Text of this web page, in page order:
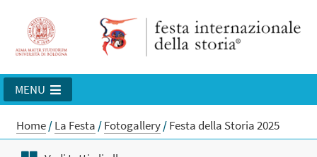
MENU
Home/La Festa /Fotogallery/Festa della Storia 2025